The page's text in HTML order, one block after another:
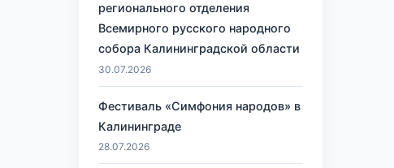
регионального отделения
Всемирного русского народного
собора Калининградской области
30.07.2026
Фестиваль «Симфония народов» в
Калининграде
28.07.2026